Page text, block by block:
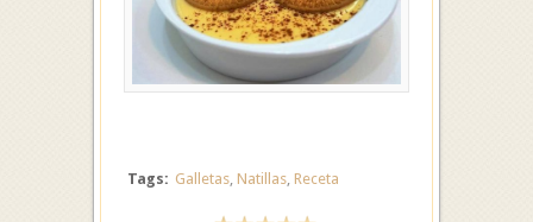
Tags: Galletas, Natillas, Receta